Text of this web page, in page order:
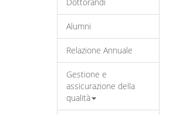
Alumni
Relazione Annuale
Gestione e
assicurazione della
qualità